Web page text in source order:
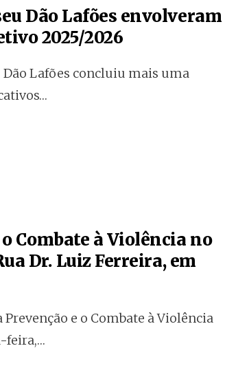
Dão Lafões envolveram
2025/2026
Lafões concluiu mais uma
Combate à Violência no
Dr. Luiz Ferreira, em
e o Combate à Violência
feira,…